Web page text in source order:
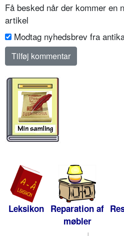
Få besked når der kommer en
artikel
Modtag nyhedsbrev fra
Leksikon Reparation af
møbler